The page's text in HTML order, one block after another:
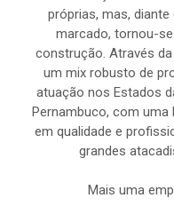
próprias, mas,
marcado, tornou-
construção. Através
um mix robusto de
atuação nos Estados
Pernambuco, com
em qualidade e
grandes
Mais uma